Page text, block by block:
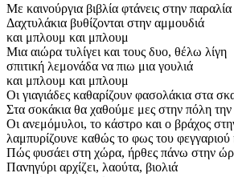
Με καινούργια βιβλία φτάνεις στην παραλία
Δαχτυλάκια βυθίζονται στην αμμουδιά
και μπλουμ και μπλουμ
Μια αιώρα τυλίγει και τους δυο, θέλω λίγη
σπιτική λεμονάδα να πιω μια γουλιά
και μπλουμ και μπλουμ
Οι γιαγιάδες καθαρίζουν φασολάκια στα
Στα σοκάκια θα χαθούμε μες στην πόλη την
Οι ανεμόμυλοι, το κάστρο και ο βράχος
λαμπυρίζουνε καθώς το φως του
Πώς φυσάει στη χώρα, ήρθες πάνω στην
Πανηγύρι αρχίζει, λαούτα, βιολιά